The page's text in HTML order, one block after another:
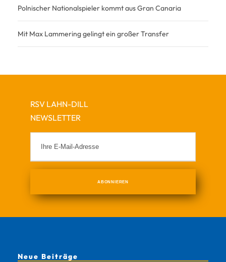
Polnischer Nationalspieler kommt aus Gran Canaria
Mit Max Lammering gelingt ein großer Transfer
RSV LAHN-DILL
NEWSLETTER
Neue Beiträge